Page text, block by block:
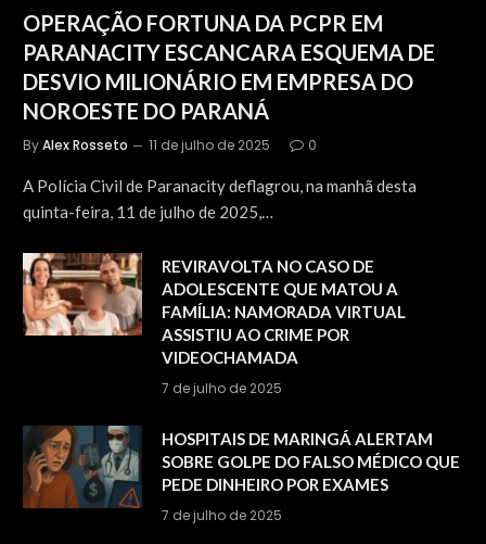
OPERAÇÃO FORTUNA DA PCPR EM
PARANACITY ESCANCARA ESQUEMA DE
DESVIO MILIONÁRIO EM EMPRESA DO
NOROESTE DO PARANÁ
ByAlex Rosseto 11 de julho de 2025 0
A Polícia Civil de Paranacity deflagrou, na manhã desta
quinta-feira, 11 de julho de 2025,…
REVIRAVOLTA NO CASO DE
ADOLESCENTE QUE MATOU A
FAMÍLIA: NAMORADA VIRTUAL
ASSISTIU AO CRIME POR
VIDEOCHAMADA
7 de julho de 2025
HOSPITAIS DE MARINGÁ ALERTAM
SOBRE GOLPE DO FALSO MÉDICO QUE
PEDE DINHEIRO POR EXAMES
7 de julho de 2025